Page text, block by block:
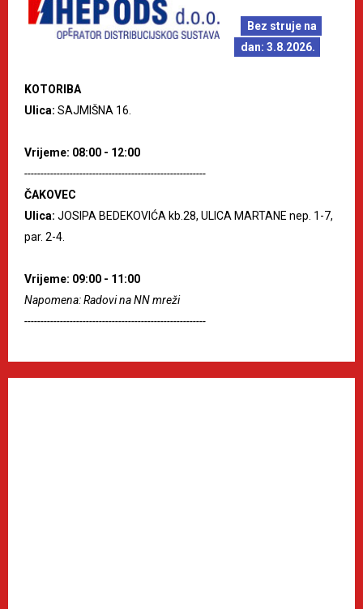
Bez struje na
dan: 3.8.2026.
KOTORIBA
Ulica: SAJMIŠNA 16.
Vrijeme: 08:00 - 12:00
--------------------------------------------------------
ČAKOVEC
Ulica: JOSIPA BEDEKOVIĆA kb.28, ULICA MARTANE nep. 1-7,
par. 2-4.
Vrijeme: 09:00 - 11:00
Napomena: Radovi na NN mreži
--------------------------------------------------------